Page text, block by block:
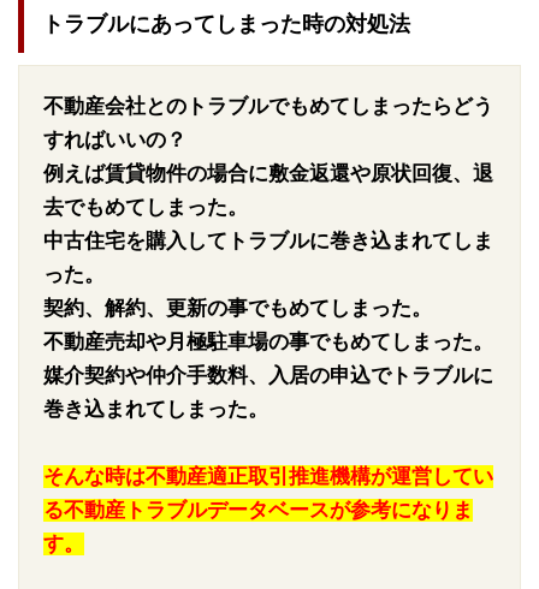
トラブルにあってしまった時の対処法
不動産会社とのトラブルでもめてしまったらどう
すればいいの？
例えば賃貸物件の場合に敷金返還や原状回復、退
去でもめてしまった。
中古住宅を購入してトラブルに巻き込まれてしま
った。
契約、解約、更新の事でもめてしまった。
不動産売却や月極駐車場の事でもめてしまった。
媒介契約や仲介手数料、入居の申込でトラブルに
巻き込まれてしまった。
そんな時は不動産適正取引推進機構が運営してい
る不動産トラブルデータベースが参考になりま
す。